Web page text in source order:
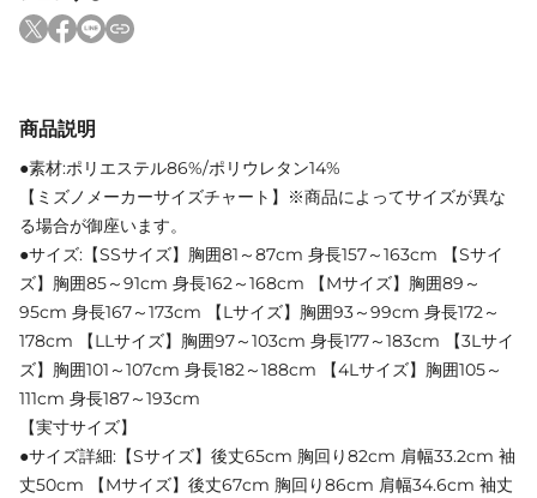
商品説明
●素材:ポリエステル86%/ポリウレタン14%
【ミズノメーカーサイズチャート】※商品によってサイズが異な
る場合が御座います。
●サイズ:【SSサイズ】胸囲81～87cm 身長157～163cm 【Sサイ
ズ】胸囲85～91cm 身長162～168cm 【Mサイズ】胸囲89～
95cm 身長167～173cm 【Lサイズ】胸囲93～99cm 身長172～
178cm 【LLサイズ】胸囲97～103cm 身長177～183cm 【3Lサイ
ズ】胸囲101～107cm 身長182～188cm 【4Lサイズ】胸囲105～
111cm 身長187～193cm
【実寸サイズ】
●サイズ詳細:【Sサイズ】後丈65cm 胸回り82cm 肩幅33.2cm 袖
丈50cm 【Mサイズ】後丈67cm 胸回り86cm 肩幅34.6cm 袖丈